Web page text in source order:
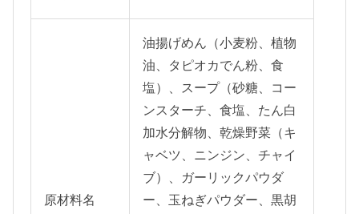
原材料名
油揚げめん（小麦粉、植物
油、タピオカでん粉、食
塩）、スープ（砂糖、コー
ンスターチ、食塩、たん白
加水分解物、乾燥野菜（キ
ャベツ、ニンジン、チャイ
ブ）、ガーリックパウダ
ー、玉ねぎパウダー、黒胡